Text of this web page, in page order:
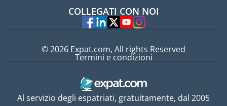
Esperti
COLLEGATI CON NOI
Al servizio degli espatriati, gratuitamente, dal 2005
© 2026 Expat.com, All rights Reserved
Termini e condizioni